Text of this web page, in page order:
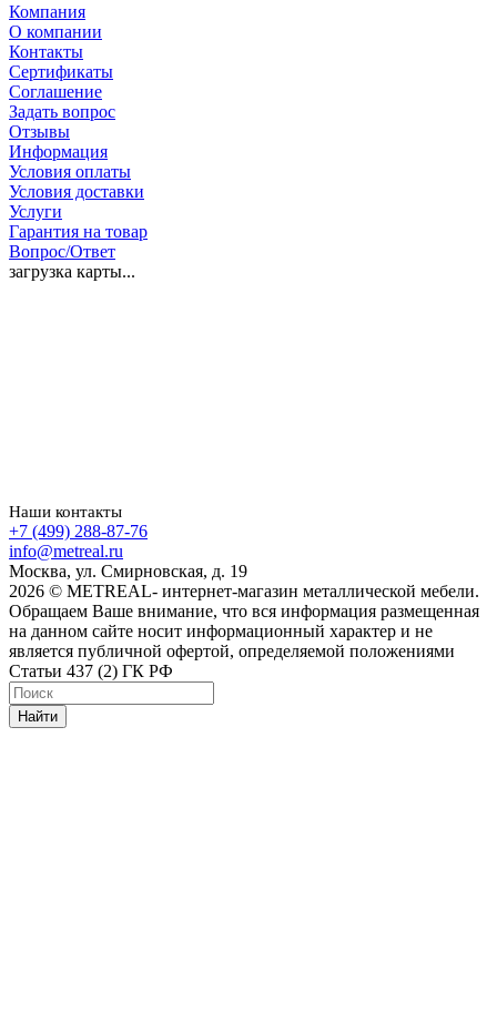
Компания
О компании
Контакты
Сертификаты
Соглашение
Задать вопрос
Отзывы
Информация
Условия оплаты
Условия доставки
Услуги
Гарантия на товар
Вопрос/Ответ
загрузка карты...
Наши контакты
+7 (499) 288-87-76
info@metreal.ru
Москва, ул. Смирновская, д. 19
2026 © METREAL- интернет-магазин металлической мебели.
Обращаем Ваше внимание, что вся информация размещенная
на данном сайте носит информационный характер и не
является публичной офертой, определяемой положениями
Статьи 437 (2) ГК РФ
Найти